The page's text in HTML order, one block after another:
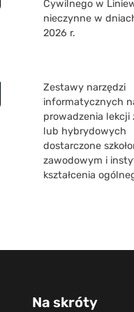
Cywilnego w
nieczynne w
2026 r.
Zestawy narzędzi
informatycznych
prowadzenia lekcji
lub hybrydowych
dostarczone
zawodowym i
kształcenia
Na skróty